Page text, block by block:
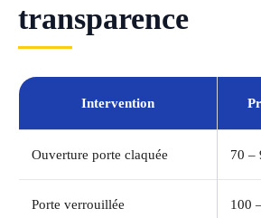
transparence
Intervention
Ouverture porte claquée 70 –
Porte verrouillée 100